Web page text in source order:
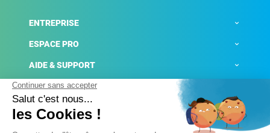
ENTREPRISE
ESPACE PRO
AIDE & SUPPORT
ACTUALITÉS